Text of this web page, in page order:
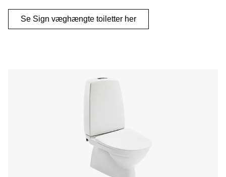
Se Sign væghængte toiletter her